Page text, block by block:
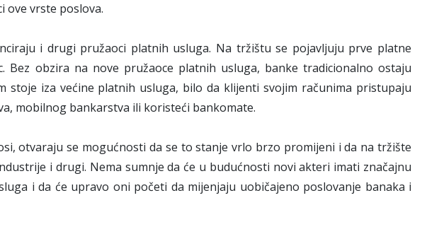
ove vrste poslova.
i drugi pružaoci platnih usluga. Na tržištu se pojavljuju prve platne
Bez obzira na nove pružaoce platnih usluga, banke tradicionalno ostaju
stoje iza većine platnih usluga, bilo da klijenti svojim računima pristupaju
mobilnog bankarstva ili koristeći bankomate.
otvaraju se mogućnosti da se to stanje vrlo brzo promijeni i da na tržište
i drugi. Nema sumnje da će u budućnosti novi akteri imati značajnu
i da će upravo oni početi da mijenjaju uobičajeno poslovanje banaka i